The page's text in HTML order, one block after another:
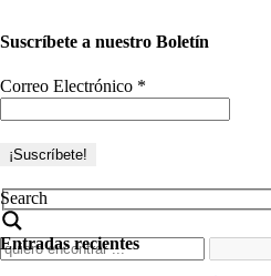
Suscríbete a nuestro Boletín
Correo Electrónico *
Search
Entradas recientes